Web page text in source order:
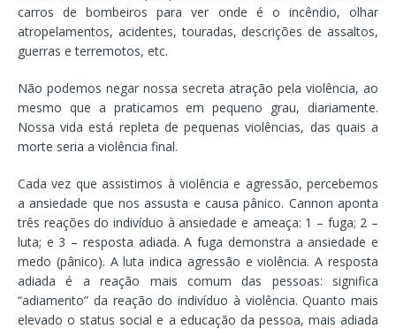
carros de bombeiros para ver onde é o incêndio, olhar
atropelamentos, acidentes, touradas, descrições de assaltos,
guerras e terremotos, etc.
Não podemos negar nossa secreta atração pela violência, ao
mesmo que a praticamos em pequeno grau, diariamente.
Nossa vida está repleta de pequenas violências, das quais a
morte seria a violência final.
Cada vez que assistimos à violência e agressão, percebemos
a ansiedade que nos assusta e causa pânico. Cannon aponta
três reações do indivíduo à ansiedade e ameaça: 1 – fuga; 2 –
luta; e 3 – resposta adiada. A fuga demonstra a ansiedade e
medo (pânico). A luta indica agressão e violência. A resposta
adiada é a reação mais comum das pessoas: significa
“adiamento” da reação do indivíduo à violência. Quanto mais
elevado o status social e a educação da pessoa, mais adiada